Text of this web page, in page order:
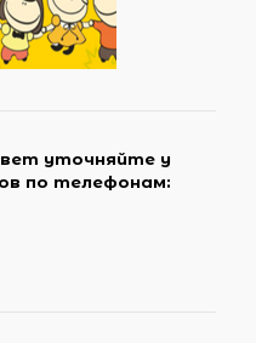
уточняйте у
по телефонам: